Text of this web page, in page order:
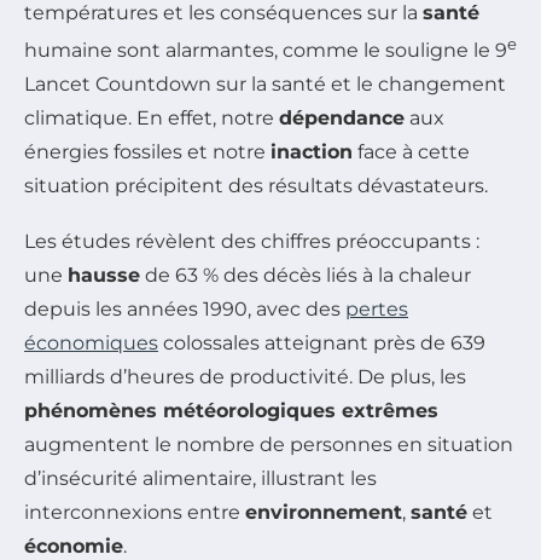
températures et les conséquences sur la santé
humaine sont alarmantes, comme le souligne le 9e
Lancet Countdown sur la santé et le changement
climatique. En effet, notre dépendance aux
énergies fossiles et notre inaction face à cette
situation précipitent des résultats dévastateurs.
Les études révèlent des chiffres préoccupants :
une hausse de 63 % des décès liés à la chaleur
depuis les années 1990, avec des pertes
économiques colossales atteignant près de 639
milliards d’heures de productivité. De plus, les
phénomènes météorologiques extrêmes
augmentent le nombre de personnes en situation
d’insécurité alimentaire, illustrant les
interconnexions entre environnement, santé et
économie.